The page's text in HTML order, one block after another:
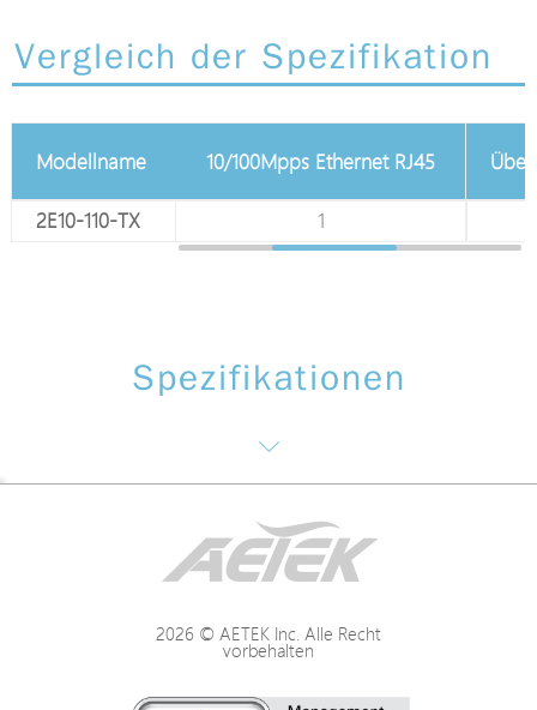
Vergleich der Spezifikation
Modellname
2E10-110-TX
10/100Mpps Ethernet RJ45
Spezifikationen
Schnittstelle / Distanz
2026 © AETEK Inc. Alle Recht
vorbehalten